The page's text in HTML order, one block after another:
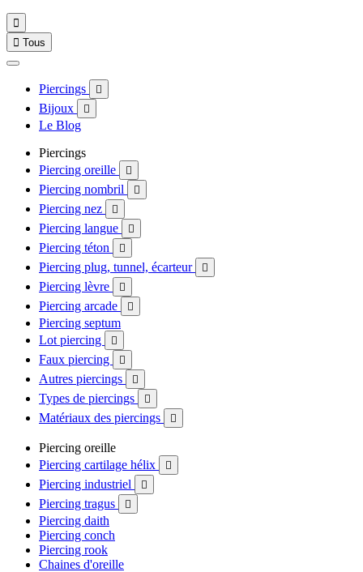

 Tous
Piercings 
Bijoux 
Le Blog
Piercings
Piercing oreille

Piercing nombril 
Piercing nez 
Piercing langue 
Piercing téton 
Piercing plug, tunnel, écarteur 
Piercing lèvre 
Piercing arcade 
Piercing septum
Lot piercing

Faux piercing 
Autres piercings 
Types de piercings 
Matériaux des piercings 
Piercing oreille
Piercing cartilage hélix

Piercing industriel 
Piercing tragus 
Piercing daith
Piercing conch
Piercing rook
Chaines d'oreille